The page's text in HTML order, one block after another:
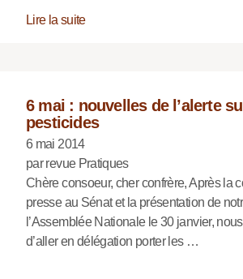
Lire la suite
6 mai : nouvelles de l’alerte
pesticides
6 mai 2014
par revue Pratiques
Chère consoeur, cher confrère, Après la
presse au Sénat et la présentation de
l’Assemblée Nationale le 30 janvier,
d’aller en délégation porter les …